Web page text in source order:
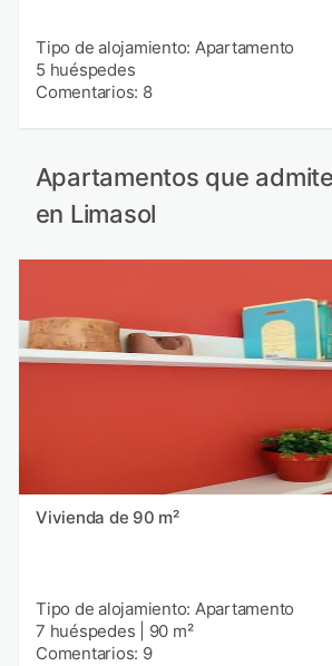
Tipo de alojamiento: Apartamento
5 huéspedes
Comentarios: 8
Apartamentos que
en Limasol
Vivienda de 90 m²
Tipo de alojamiento: Apartamento
7 huéspedes
90 m²
Comentarios: 9